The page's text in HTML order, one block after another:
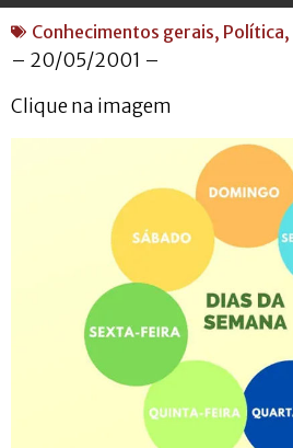
Conhecimentos gerais, Política,
– 20/05/2001 –
Clique na imagem